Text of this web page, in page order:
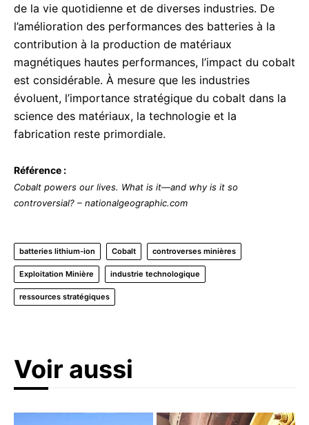
de la vie quotidienne et de diverses industries. De
l’amélioration des performances des batteries à la
contribution à la production de matériaux
magnétiques hautes performances, l’impact du cobalt
est considérable. À mesure que les industries
évoluent, l’importance stratégique du cobalt dans la
science des matériaux, la technologie et la
fabrication reste primordiale.
Référence :
Cobalt powers our lives. What is it—and why is it so
controversial? – nationalgeographic.com
batteries lithium-ion Cobalt controverses minières
Exploitation Minière industrie technologique
ressources stratégiques
Voir aussi